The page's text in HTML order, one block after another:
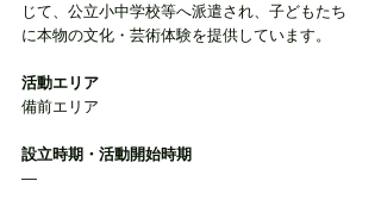
じて、公立小中学校等へ派遣され、子どもたち
に本物の文化・芸術体験を提供しています。
活動エリア
備前エリア
設立時期・活動開始時期
―